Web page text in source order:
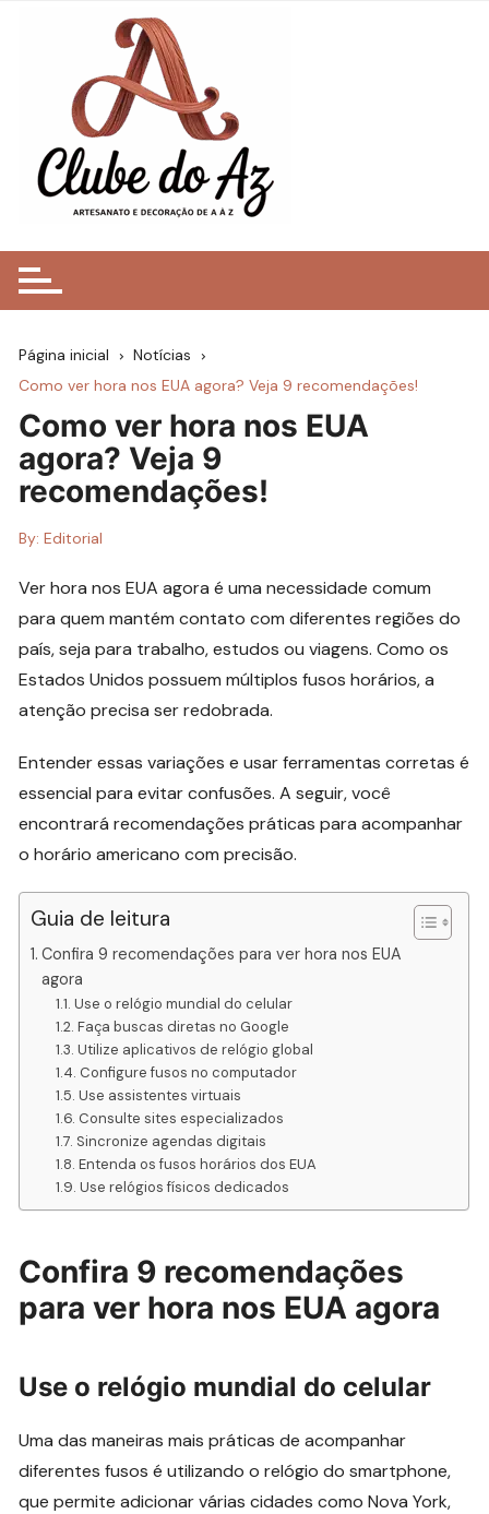
conteúdo
Página inicial
Notícias
Como ver hora nos EUA agora? Veja 9 recomendações!
Como ver hora nos EUA
agora? Veja 9
recomendações!
By: Editorial
Ver hora nos EUA agora é uma necessidade comum
para quem mantém contato com diferentes regiões do
país, seja para trabalho, estudos ou viagens. Como os
Estados Unidos possuem múltiplos fusos horários, a
atenção precisa ser redobrada.
Entender essas variações e usar ferramentas corretas é
essencial para evitar confusões. A seguir, você
encontrará recomendações práticas para acompanhar
o horário americano com precisão.
Guia de leitura
Confira 9 recomendações para ver hora nos EUA
agora
Use o relógio mundial do celular
Faça buscas diretas no Google
Utilize aplicativos de relógio global
Configure fusos no computador
Use assistentes virtuais
Consulte sites especializados
Sincronize agendas digitais
Entenda os fusos horários dos EUA
Use relógios físicos dedicados
Confira 9 recomendações
para ver hora nos EUA agora
Use o relógio mundial do celular
Uma das maneiras mais práticas de acompanhar
diferentes fusos é utilizando o relógio do smartphone,
que permite adicionar várias cidades como Nova York,